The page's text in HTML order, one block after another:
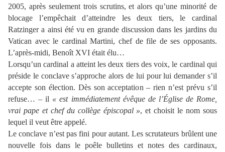
2005, après seulement trois scrutins, et alors qu’une minorité de
blocage l’empêchait d’atteindre les deux tiers, le cardinal
Ratzinger a ainsi été vu en grande discussion dans les jardins du
Vatican avec le cardinal Martini, chef de file de ses opposants.
L’après-midi, Benoît XVI était élu…
Lorsqu’un cardinal a atteint les deux tiers des voix, le cardinal qui
préside le conclave s’approche alors de lui pour lui demander s’il
accepte son élection. Dès son acceptation – rien n’est prévu s’il
refuse… – il « est immédiatement évêque de l’Église de Rome,
vrai pape et chef du collège épiscopal », et choisit le nom sous
lequel il veut être appelé.
Le conclave n’est pas fini pour autant. Les scrutateurs brûlent une
nouvelle fois dans le poêle bulletins et notes des cardinaux,